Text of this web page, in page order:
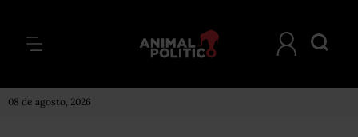
08 de agosto, 2026